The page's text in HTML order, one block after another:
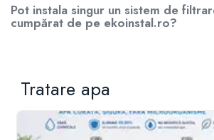
Pot instala singur un sistem de
cumpărat de pe ekoinstal.ro?
Tratare apa